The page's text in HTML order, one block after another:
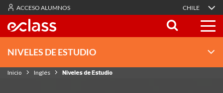
ACCESO ALUMNOS CHILE
NIVELES DE ESTUDIO
Inicio Inglés Niveles de Estudio